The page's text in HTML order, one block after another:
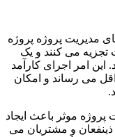
پروژه پروژه
می کنند و یک
امر اجرای کارآمد
رساند و امکان
موثر باعث ایجاد
و مشتریان می